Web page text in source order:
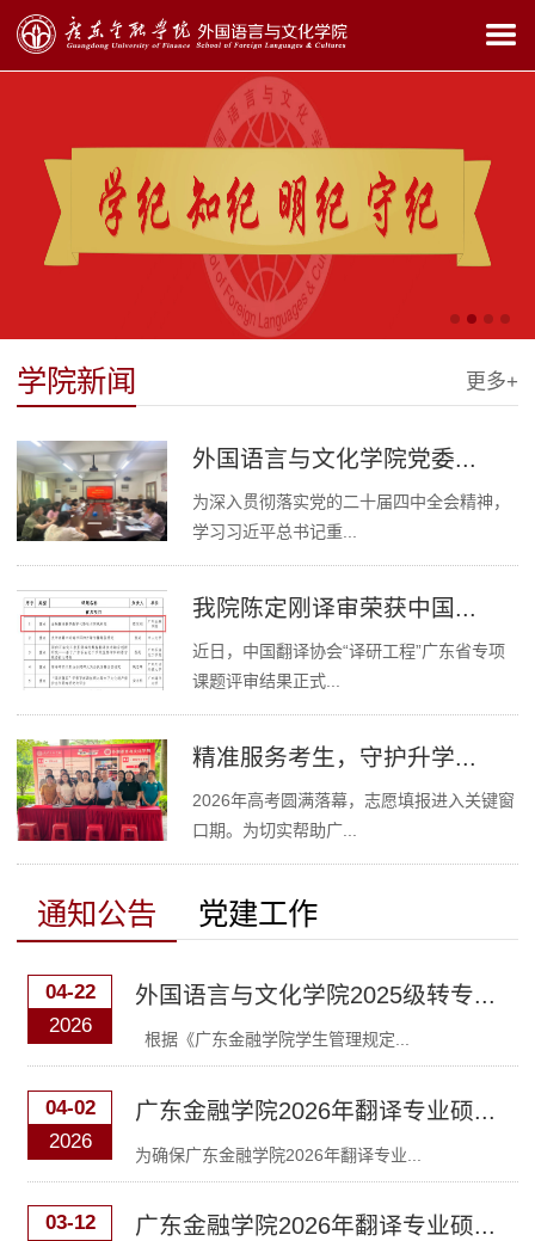
更多+
学院新闻
外国语言与文化学院党委...
为深入贯彻落实党的二十届四中全会精神，
学习习近平总书记重...
我院陈定刚译审荣获中国...
近日，中国翻译协会“译研工程”广东省专项
课题评审结果正式...
精准服务考生，守护升学...
2026年高考圆满落幕，志愿填报进入关键窗
口期。为切实帮助广...
通知公告 党建工作
04-22
2026
外国语言与文化学院2025级转专...
根据《广东金融学院学生管理规定...
04-02
2026
广东金融学院2026年翻译专业硕...
为确保广东金融学院2026年翻译专业...
03-12
广东金融学院2026年翻译专业硕...